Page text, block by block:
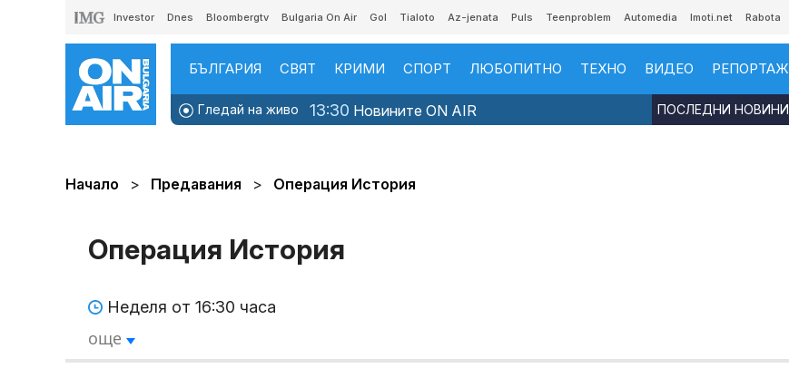
Investor Dnes Bloombergtv Bulgaria On Air Gol Tialoto Az-jenata Puls Teenproblem Automedia Imoti.net Rabota
БЪЛГАРИЯ СВЯТ КРИМИ СПОРТ ЛЮБОПИТНО ТЕХНО ВИДЕО
Гледай на живо 13:30 Новините ON AIR ПОСЛЕДНИ НОВИНИ
Начало Предавания Операция История
Операция История
Неделя от 16:30 часа
още